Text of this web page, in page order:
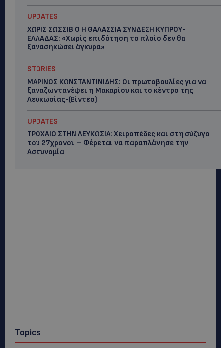
UPDATES
ΧΩΡΙΣ ΣΩΣΣΙΒΙΟ Η ΘΑΛΑΣΣΙΑ ΣΥΝΔΕΣΗ ΚΥΠΡΟΥ-
ΕΛΛΑΔΑΣ: «Χωρίς επιδότηση το πλοίο δεν θα
ξανασηκώσει άγκυρα»
STORIES
ΜΑΡΙΝΟΣ ΚΩΝΣΤΑΝΤΙΝΙΔΗΣ: Οι πρωτοβουλίες για να
ξαναζωντανέψει η Μακαρίου και το κέντρο της
Λευκωσίας-(Βίντεο)
UPDATES
ΤΡΟΧΑΙΟ ΣΤΗΝ ΛΕΥΚΩΣΙΑ: Χειροπέδες και στη σύζυγο
του 27χρονου – Φέρεται να παραπλάνησε την
Αστυνομία
Topics